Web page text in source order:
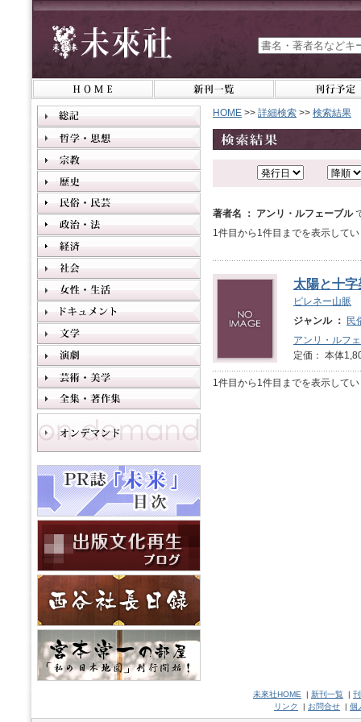
HOME >> 詳細検索 >> 検索結果
著者名 ： アンリ・ルフェーブル
1件目から1件目までを表示して
太陽と十字
ピレネー山脈
ジャンル ：
民
アンリ・ルフ
定価： 本体
1件目から1件目までを表示して
未來社HOME | 新刊一覧 |
リンク
| お問合せ | 個